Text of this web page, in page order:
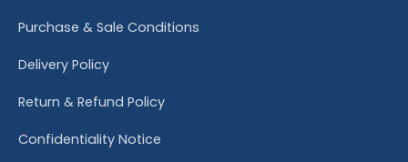
Purchase & Sale Conditions
Delivery Policy
Return & Refund Policy
Confidentiality Notice